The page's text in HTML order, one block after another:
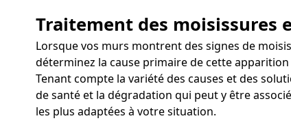
Traitement des moisissures
Lorsque vos murs montrent des signes de
déterminez la cause primaire de cette
Tenant compte la variété des causes et des
de santé et la dégradation qui peut y être
les plus adaptées à votre situation.